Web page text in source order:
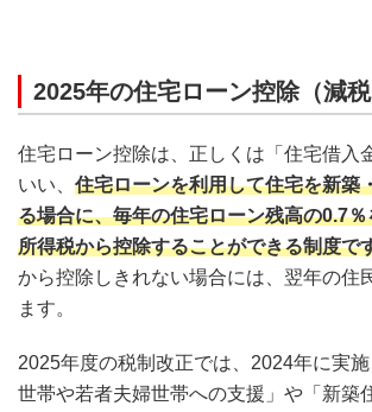
2025年の住宅ローン控除（減
住宅ローン控除は、正しくは「住宅借入
いい、 住宅ローンを利用して住宅を新築
る場合に、毎年の住宅ローン残高の0.7
所得税から控除することができる制度で
から控除しきれない場合には、翌年の住
ます。
2025年度の税制改正では、2024年に実
世帯や若者夫婦世帯への支援」や「新築